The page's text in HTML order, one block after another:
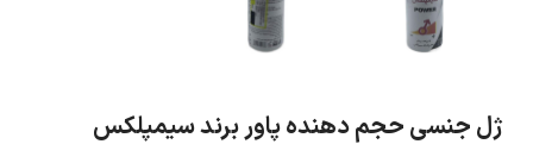
ژل جنسی حجم دهنده پاور برند سیمپلکس